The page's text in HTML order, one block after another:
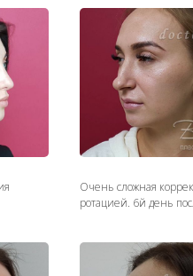
Очень сложная
ротацией. 6й день